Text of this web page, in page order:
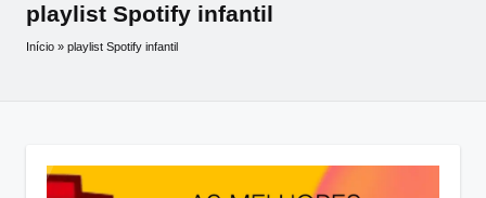
playlist Spotify infantil
Início » playlist Spotify infantil